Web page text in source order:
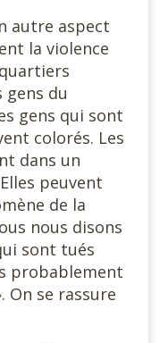
autre aspect
la violence
gens du
gens qui sont
colorés. Les
dans un
peuvent
de la
nous disons
sont tués
probablement
On se rassure